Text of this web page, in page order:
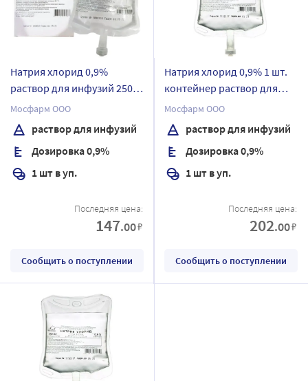
Натрия хлорид 0,9%
раствор для инфузий 250
мл упаковка пачка
картонная контейнер 1 шт.
Мосфарм ООО
раствор для инфузий
Дозировка 0,9%
1 шт в уп.
Последняя цена:
147.00₽
Сообщить о поступлении
Натрия хлорид 0,9% 1 шт.
контейнер раствор для
инфузий 500 мл упаковка
без упаковки
Мосфарм ООО
раствор для инфузий
Дозировка 0,9%
1 шт в уп.
Последняя цена:
202.00₽
Сообщить о поступлении